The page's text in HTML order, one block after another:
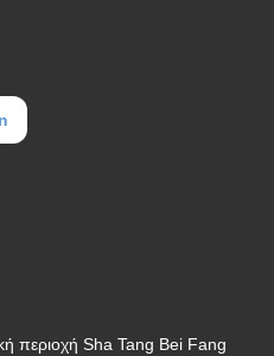
περιοχή Sha Tang Bei Fang